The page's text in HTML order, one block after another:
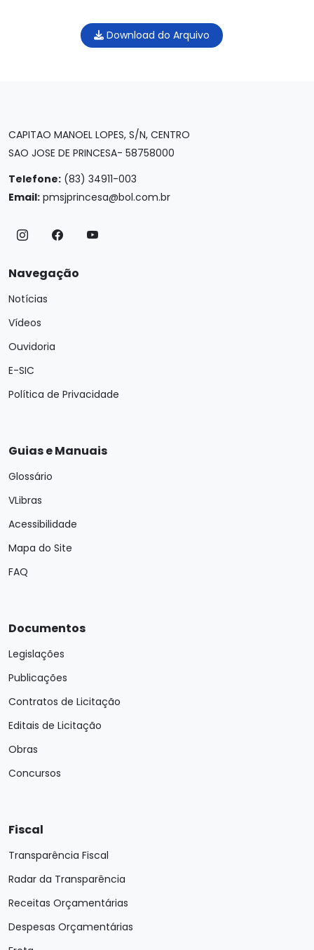
Download do Arquivo
CAPITAO MANOEL LOPES, S/N, CENTRO
SAO JOSE DE PRINCESA- 58758000
Telefone: (83) 34911-003
Email: pmsjprincesa@bol.com.br
Navegação
Notícias
Vídeos
Ouvidoria
E-SIC
Política de Privacidade
Guias e Manuais
Glossário
VLibras
Acessibilidade
Mapa do Site
FAQ
Documentos
Legislações
Publicações
Contratos de Licitação
Editais de Licitação
Obras
Concursos
Fiscal
Transparência Fiscal
Radar da Transparência
Receitas Orçamentárias
Despesas Orçamentárias